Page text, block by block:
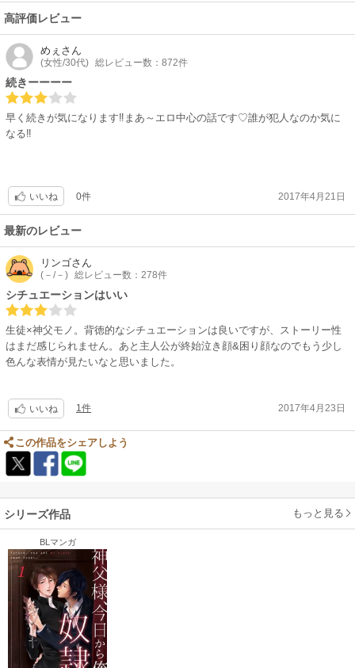
高評価レビュー
めぇ さん
(女性/30代) 総レビュー数：872件
続きーーーー
早く続きが気になります‼まあ～エロ中心の話です♡誰が犯人なのか気に
なる‼
いいね 0件 2017年4月21日
最新のレビュー
リンゴさん
(－/－) 総レビュー数：278件
シチュエーションはいい
生徒×神父モノ。背徳的なシチュエーションは良いですが、ストーリー性
はまだ感じられません。あと主人公が終始泣き顔&困り顔なのでもう少し
色んな表情が見たいなと思いました。
いいね 1件 2017年4月23日
この作品をシェアしよう
シリーズ作品 もっと見る
BLマンガ